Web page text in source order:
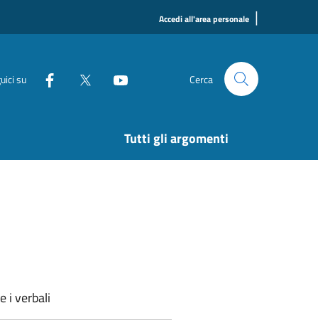
Accedi all'area personale |
su Cerca
Tutti gli argomenti
i verbali